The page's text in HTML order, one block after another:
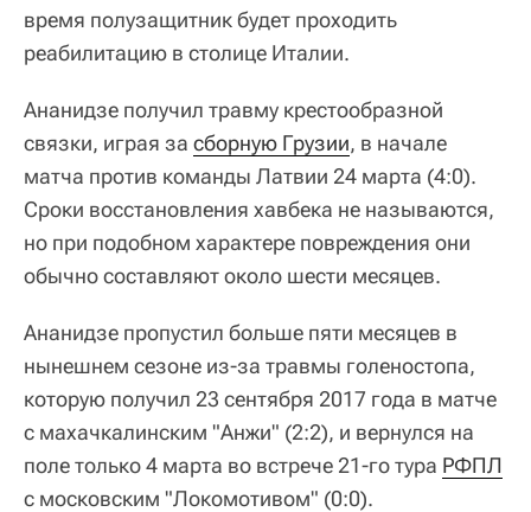
время полузащитник будет проходить
реабилитацию в столице Италии.
Ананидзе получил травму крестообразной
связки, играя за сборную Грузии, в начале
матча против команды Латвии 24 марта (4:0).
Сроки восстановления хавбека не называются,
но при подобном характере повреждения они
обычно составляют около шести месяцев.
Ананидзе пропустил больше пяти месяцев в
нынешнем сезоне из-за травмы голеностопа,
которую получил 23 сентября 2017 года в матче
с махачкалинским "Анжи" (2:2), и вернулся на
поле только 4 марта во встрече 21-го тура РФПЛ
с московским "Локомотивом" (0:0).